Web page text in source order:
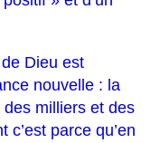
Dieu est
nouvelle : la
des milliers et des
parce qu’en